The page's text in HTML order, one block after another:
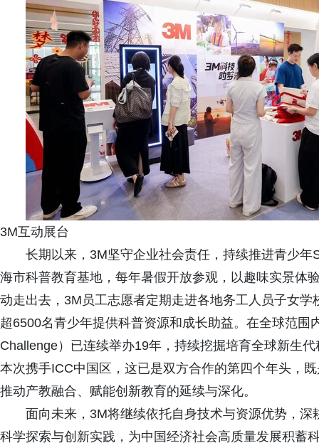
3M互动展台
长期以来，3M坚守企业社会责任，持续推进青少
海市科普教育基地，每年暑假开放参观，以趣味实景体
动走出去，3M员工志愿者定期走进各地务工人员子女
超6500名青少年提供科普资源和成长助益。在全球范围
Challenge）已连续举办19年，持续挖掘培育全球新生
本次携手ICC中国区，这已是双方合作的第四个年头，
推动产教融合、赋能创新教育的延续与深化。
面向未来，3M将继续依托自身技术与资源优势，
科学探索与创新实践，为中国经济社会高质量发展积蓄